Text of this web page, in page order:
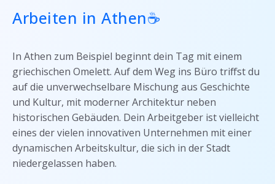
Arbeiten in Athen☕
In Athen zum Beispiel beginnt dein Tag mit einem
griechischen Omelett. Auf dem Weg ins Büro triffst du
auf die unverwechselbare Mischung aus Geschichte
und Kultur, mit moderner Architektur neben
historischen Gebäuden. Dein Arbeitgeber ist vielleicht
eines der vielen innovativen Unternehmen mit einer
dynamischen Arbeitskultur, die sich in der Stadt
niedergelassen haben.